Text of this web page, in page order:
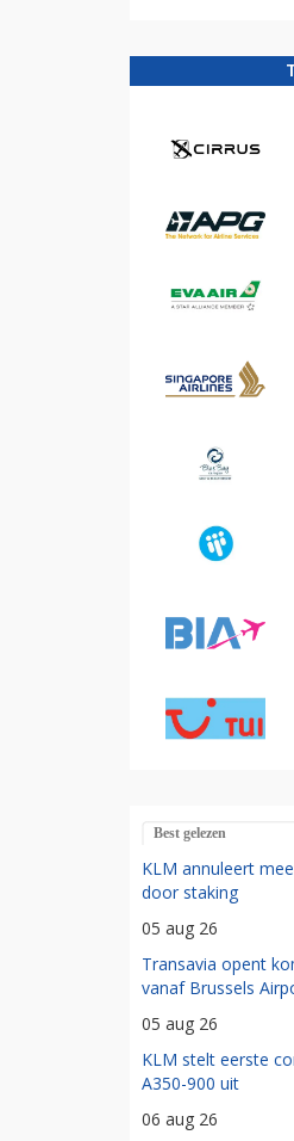
Best gelezen
KLM annuleert
door staking
05 aug 26
Transavia opent
vanaf Brussels
05 aug 26
KLM stelt eerste
A350-900 uit
06 aug 26